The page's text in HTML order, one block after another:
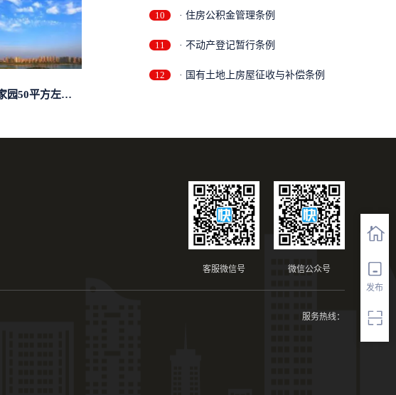
发布
求租:欢乐家园50平方左右的单身公寓廉...
10 · 住房公积金管理条例
11 · 不动产登记暂行条例
12 · 国有土地上房屋征收与补偿条例
微信公众号
客服微信号
服务热线：